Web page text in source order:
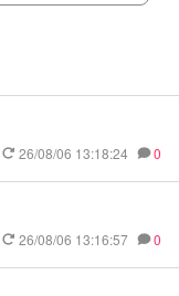
26/08/06 13:18:24 0
26/08/06 13:16:57 0